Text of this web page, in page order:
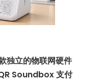
立的物联网硬件
Soundbox 支付